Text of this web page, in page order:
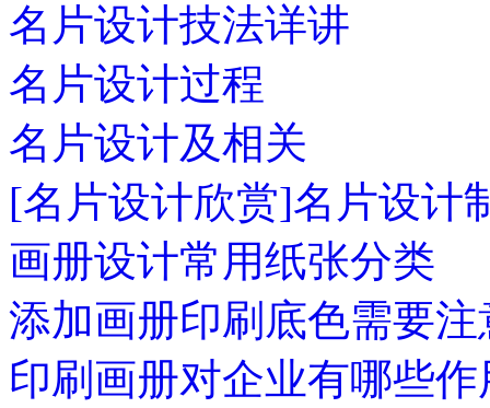
名片设计技法详讲
名片设计过程
名片设计及相关
[名片设计欣赏]名片设计
画册设计常用纸张分类
添加画册印刷底色需要
印刷画册对企业有哪些作